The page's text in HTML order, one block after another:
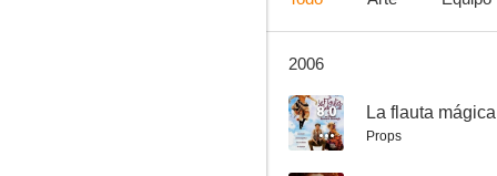
2006
8.0 La flauta mágica
Props